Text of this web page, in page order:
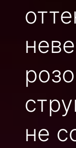
не